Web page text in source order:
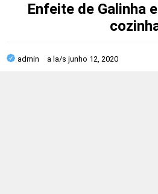
Enfeite de Galinha
admin a la/s junho 12, 2020